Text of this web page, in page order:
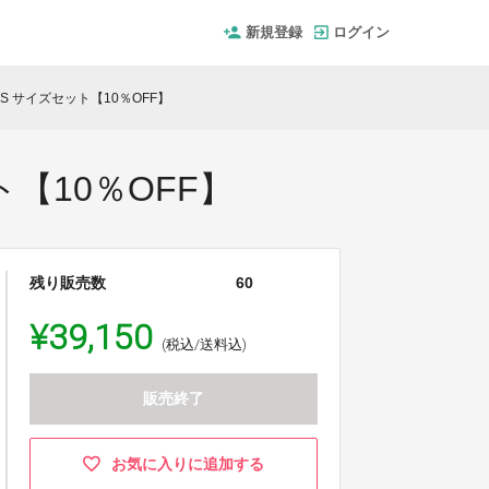
新規登録 ログイン
サイズセット【10％OFF】
10％OFF】
残り販売数 60
¥39,150 (税込/送料込)
販売終了
お気に入りに追加する